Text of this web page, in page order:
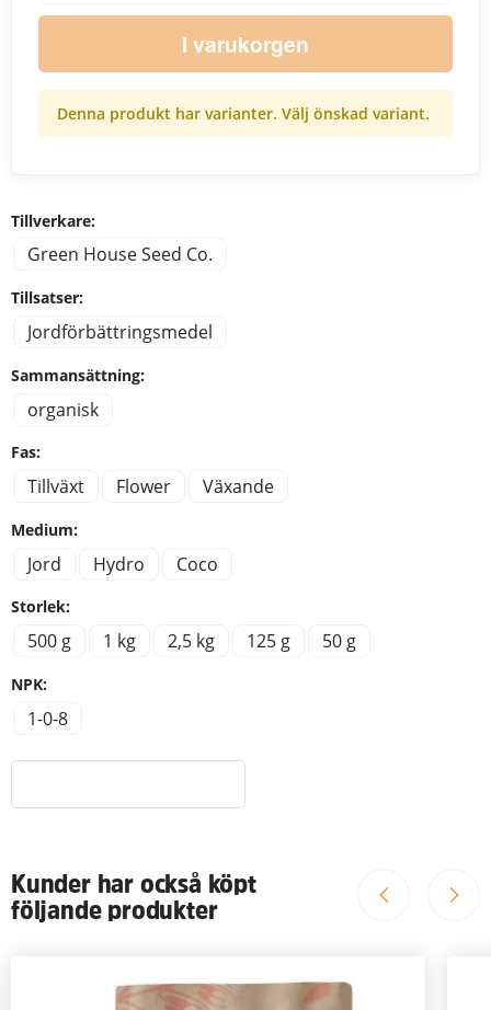
I varukorgen
Denna produkt har varianter. Välj önskad variant.
Tillverkare:
Green House Seed Co.
Tillsatser:
Jordförbättringsmedel
Sammansättning:
organisk
Fas:
Tillväxt Flower Växande
Medium:
Jord Hydro Coco
Storlek:
500 g 1 kg 2,5 kg 125 g 50 g
NPK:
1-0-8
Kunder har också köpt
följande produkter